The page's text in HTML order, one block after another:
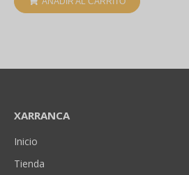
XARRANCA
Inicio
Tienda